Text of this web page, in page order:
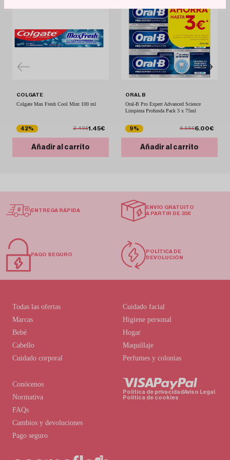
COLGATE
Colgate Max Fresh Cool Mint 100 ml
42% 2.49€1.45€
Añadir al carrito
ORAL B
Oral-B Pro Expert Advanced Science
Limpieza Profunda Pack 3 x 75ml
9% 6.56€6.00€
Añadir al carrito
ENTREGA RÁPIDA
ENVÍO GRATUITO
A PARTIR DE 35€
PAGO SEGURO
POLÍTICA DE
DEVOLUCIÓN
Conócenos
Normativa
FAQs
Cambios y devoluciones
Pago seguro
Todas las ofertas
Marcas
Bebé
Cabello
Cuidado corporal
Cuidado facial
Higiene personal
Hogar
Maquillaje
Perfumes y colonias
Política de privacidadAviso Legal
Política de cookies